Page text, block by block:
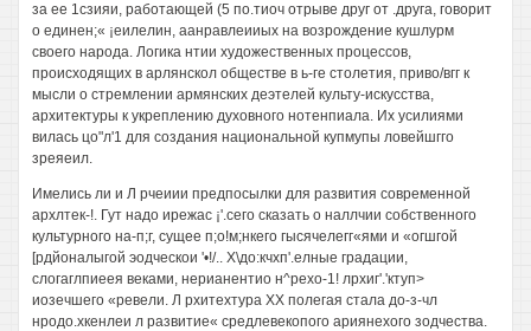
за ее 1сзияи, работающей (5 по.тиоч отрыве друг от .друга, говорит
о единен;« ¡еилелин, аанравлеииых на возрождение кушлурм
своего народа. Логика нтии художественных процессов,
происходящих в арлянскол обществе в ь-ге столетия, приво/вгг к
мысли о стремлении армянских деэтелей культу-искусства,
архитектуры к укреплению духовного нотенпиала. Их усилиями
вилась цо"л'1 для создания национальной купмупы ловейшгго
зреяеил.
Имелись ли и Л рчеиии предпосылки для развития современной
архлтек-!. Гут надо ирежас ¡'.сего сказать о наллчии собственного
культурного на-п;г, сущее п;о!м;нкего гысячелегг«ями и «огшгой
[рдйоналыгой эодческои '•!/.. Х\до:кчхп'.елные градации,
слогаглпиеея веками, нерианентио н^рехо-1! лрхиг'.'ктуп>
иозечшего «ревели. Л рхитехтура XX полегая стала до-з-чл
нродо.хкенлеи л развитие« средлевекопого ариянехого зодчества.